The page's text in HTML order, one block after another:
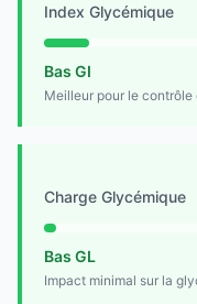
Index Glycémique
Bas GI
Meilleur pour le
Charge Glycémique
Bas GL
Impact minimal sur la